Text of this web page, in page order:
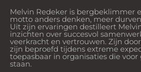
Melvin Redeker is bergbeklimmer
motto anders denken, meer
Uit zijn ervaringen destilleert
inzichten over succesvol
veerkracht en vertrouwen. Zijn
zijn beproefd tijdens extreme
toepasbaar in organisaties die
staan.